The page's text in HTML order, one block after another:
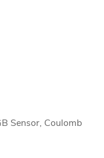
Sensor, Coulomb